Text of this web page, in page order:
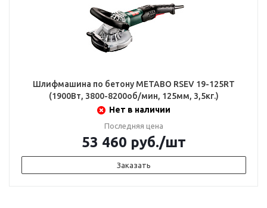
Шлифмашина по бетону METABO RSEV 19-125RT
(1900Вт, 3800-8200об/мин, 125мм, 3,5кг.)
Нет в наличии
Последняя цена
53 460 руб./шт
Заказать